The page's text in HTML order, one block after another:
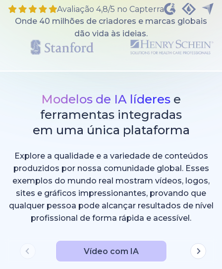
Avaliação 4,8/5 no Capterra
Onde 40 milhões de criadores e marcas globais
dão vida às ideias.
Modelos de IA líderes e
ferramentas integradas
em uma única plataforma
Explore a qualidade e a variedade de conteúdos
produzidos por nossa comunidade global. Esses
exemplos do mundo real mostram vídeos, logos,
sites e gráficos impressionantes, provando que
qualquer pessoa pode alcançar resultados de nível
profissional de forma rápida e acessível.
Vídeo com IA